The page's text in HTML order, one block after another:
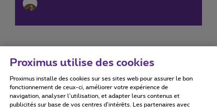
Conditions d'utilisation Accessibility statement
Proximus utilise des cookies
Proximus installe des cookies sur ses sites web pour assurer le bon
fonctionnement de ceux-ci, améliorer votre expérience de
navigation, analyser l’utilisation, et adapter leurs contenus et
publicités sur base de vos centres d’intérêts. Les partenaires avec